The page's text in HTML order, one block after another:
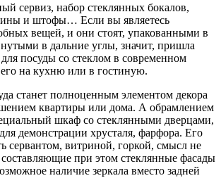
сервиз, набор стеклянных бокалов,
и штофы… Если вы являетесь
вещей, и они стоят, упакованными в
в дальние углы, значит, пришла
посуды со стеклом в современном
его на кухню или в гостиную.
станет полноценным элементом декора
квартиры или дома. А обрамлением
шкаф со стеклянными дверцами,
демонстрации хрусталя, фарфора. Его
сервантом, витриной, горкой, смысл не
составляющие при этом стеклянные фасады
наличие зеркала вместо задней